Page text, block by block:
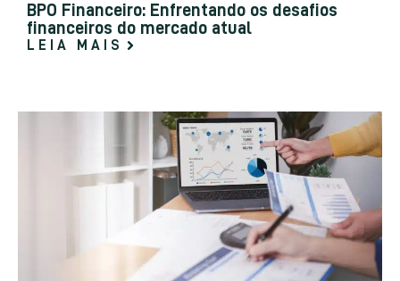
BPO Financeiro: Enfrentando os desafios
financeiros do mercado atual
LEIA MAIS